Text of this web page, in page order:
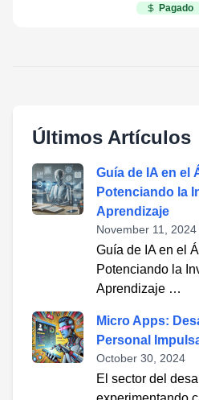
Pagado
Últimos Artículos
Guía de IA en el
Potenciando la
Aprendizaje
November 11, 2024
Guía de IA en el
Potenciando la
Aprendizaje …
Micro Apps:
Personal
October 30, 2024
El sector del